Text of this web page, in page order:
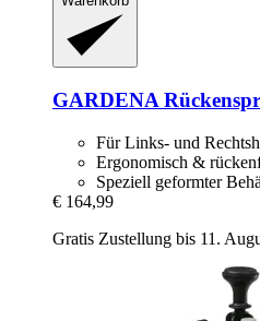
GARDENA
Für Links- und
Ergonomisch &
Speziell geformter
€ 164,99
Gratis Zustellung bis 11.